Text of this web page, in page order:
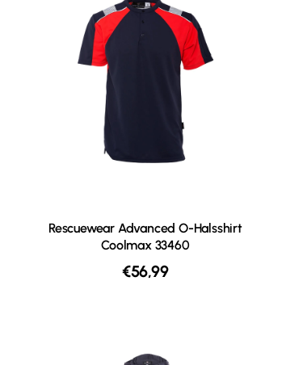
Rescuewear Advanced O-Halsshirt
Coolmax 33460
€56,99